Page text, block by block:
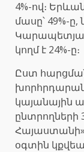
4%-ով։
մասը՝ 49%-
կողմ է 24%-ը։
Ըստ
կայանային
ընտրողների
Հայաստանի»
օգտին